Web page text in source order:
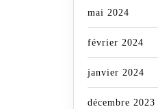
mai 2024
février 2024
janvier 2024
décembre 2023